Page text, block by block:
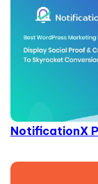
NotificationX